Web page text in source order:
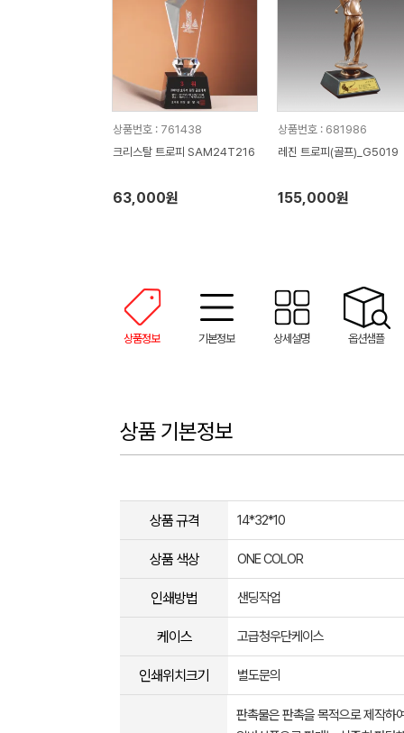
상품번호 : 761438
크리스탈 트로피 SAM24T216
63,000원
상품번호 : 681986
레진 트로피(골프)_G5019
155,000원
상품정보 기본정보 상세설명 옵션샘플
상품 기본정보
상품 규격 14*32*10
상품 색상 ONE COLOR
인쇄방법 샌딩작업
케이스 고급청우단케이스
인쇄위치크기 별도문의
판촉물은 판촉을 목적으로 제작하